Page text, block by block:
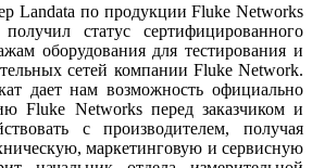
Landata по продукции Fluke Networks
статус сертифицированного
оборудования для тестирования и
сетей компании Fluke Network.
дает нам возможность официально
Fluke Networks перед заказчиком и
с производителем, получая
маркетинговую и сервисную